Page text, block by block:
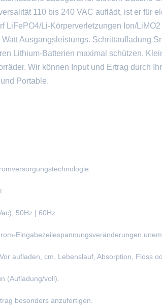
110 bis 240 VAC auflädt, ist er für
LiFePO4/Li-Körperverletzungen Ion/
Ausgangsleistungs. Schrittaufladung
Lithium-Batterien maximal schützen.
Wir können Input und Ertrag durch
Portable.
50Hz | 60Hz.
Eingabezeilespannungsveränderungen
aufladen, cm, Lebenslauf, Absorption, Floss
(Aufladung/voll).
besonders anzufertigen.